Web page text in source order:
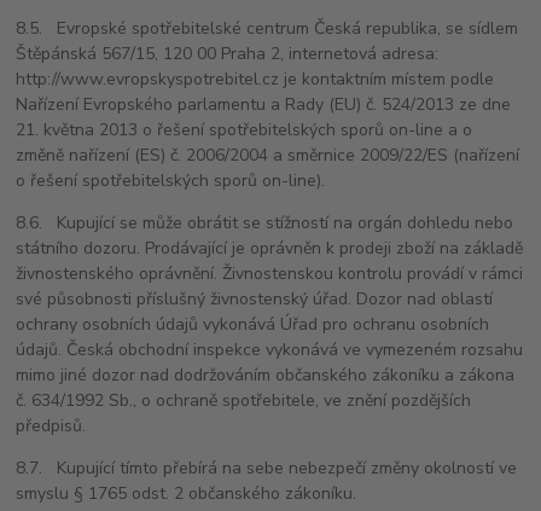
8.5. Evropské spotřebitelské centrum Česká republika, se sídlem
Štěpánská 567/15, 120 00 Praha 2, internetová adresa:
http://www.evropskyspotrebitel.cz je kontaktním místem podle
Nařízení Evropského parlamentu a Rady (EU) č. 524/2013 ze dne
21. května 2013 o řešení spotřebitelských sporů on-line a o
změně nařízení (ES) č. 2006/2004 a směrnice 2009/22/ES (nařízení
o řešení spotřebitelských sporů on-line).
8.6. Kupující se může obrátit se stížností na orgán dohledu nebo
státního dozoru. Prodávající je oprávněn k prodeji zboží na základě
živnostenského oprávnění. Živnostenskou kontrolu provádí v rámci
své působnosti příslušný živnostenský úřad. Dozor nad oblastí
ochrany osobních údajů vykonává Úřad pro ochranu osobních
údajů. Česká obchodní inspekce vykonává ve vymezeném rozsahu
mimo jiné dozor nad dodržováním občanského zákoníku a zákona
č. 634/1992 Sb., o ochraně spotřebitele, ve znění pozdějších
předpisů.
8.7. Kupující tímto přebírá na sebe nebezpečí změny okolností ve
smyslu § 1765 odst. 2 občanského zákoníku.